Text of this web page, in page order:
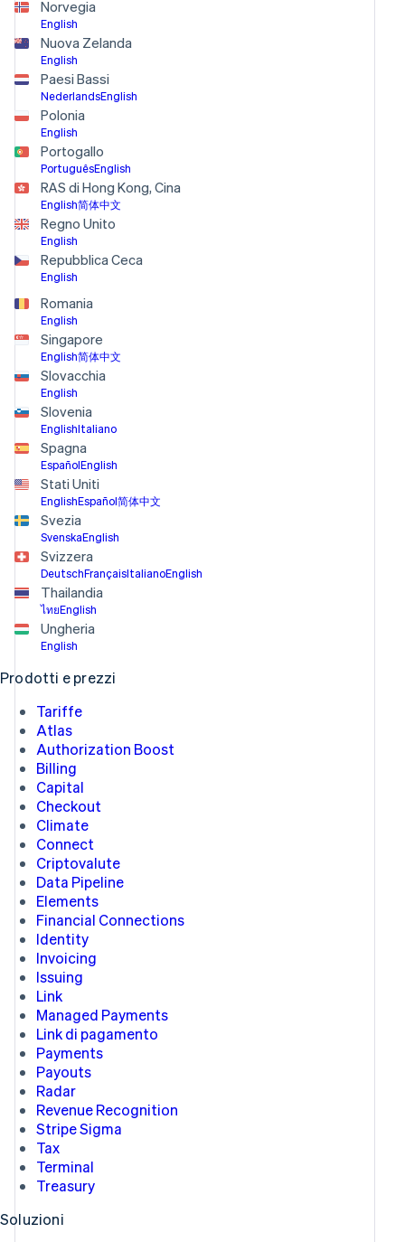
Norvegia
English
Nuova Zelanda
English
Paesi Bassi
NederlandsEnglish
Polonia
English
Portogallo
PortuguêsEnglish
RAS di Hong Kong, Cina
English简体中文
Regno Unito
English
Repubblica Ceca
English
Romania
English
Singapore
English简体中文
Slovacchia
English
Slovenia
EnglishItaliano
Spagna
EspañolEnglish
Stati Uniti
EnglishEspañol简体中文
Svezia
SvenskaEnglish
Svizzera
DeutschFrançaisItalianoEnglish
Thailandia
ไทยEnglish
Ungheria
English
Prodotti e prezzi
Tariffe
Atlas
Authorization Boost
Billing
Capital
Checkout
Climate
Connect
Criptovalute
Data Pipeline
Elements
Financial Connections
Identity
Invoicing
Issuing
Link
Managed Payments
Link di pagamento
Payments
Payouts
Radar
Revenue Recognition
Stripe Sigma
Tax
Terminal
Treasury
Soluzioni